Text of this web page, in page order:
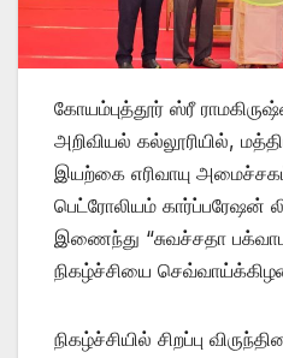
கோயம்புத்தூர் ஸ்ரீ
அறிவியல் கல்லூரியில்,
இயற்கை எரிவாயு
பெட்ரோலியம் கார்ப்பரேஷன்
இணைந்து “சுவச்சதா
நிகழ்ச்சியை
நிகழ்ச்சியில் சிறப்பு